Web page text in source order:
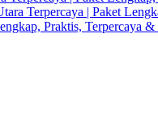
Terpercaya | Paket
Praktis, Terpercaya &